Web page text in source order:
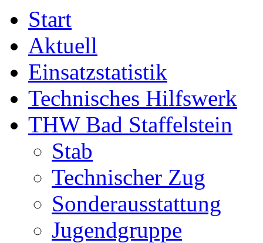
Start
Aktuell
Einsatzstatistik
Technisches Hilfswerk
THW Bad Staffelstein
Stab
Technischer Zug
Sonderausstattung
Jugendgruppe